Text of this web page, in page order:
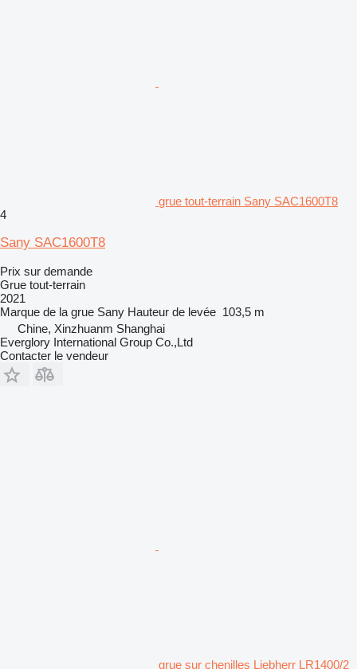
grue tout-terrain Sany SAC1600T8
4
Sany SAC1600T8
Prix sur demande
Grue tout-terrain
2021
Marque de la grue Sany Hauteur de levée 103,5 m
Chine, Xinzhuanm Shanghai
Everglory International Group Co.,Ltd
Contacter le vendeur
grue sur chenilles Liebherr LR1400/2